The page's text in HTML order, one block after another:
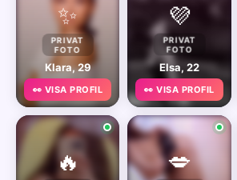
✨
PRIVAT
FOTO
Klara, 29
👀 VISA PROFIL
💜
PRIVAT
FOTO
Elsa, 22
👀 VISA PROFIL
🔥 💋